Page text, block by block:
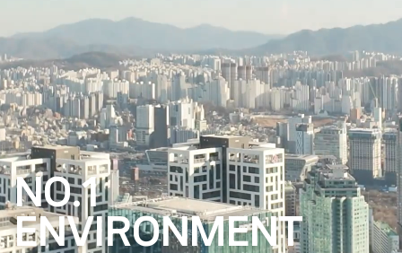
NO.1
ENVIRONMENT